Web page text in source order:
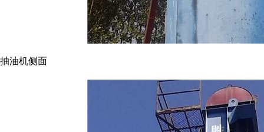
抽油机侧面